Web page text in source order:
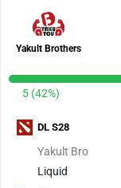
Yakult Brothers
5 (42%)
Yakult Bro
Liquid
DL S28